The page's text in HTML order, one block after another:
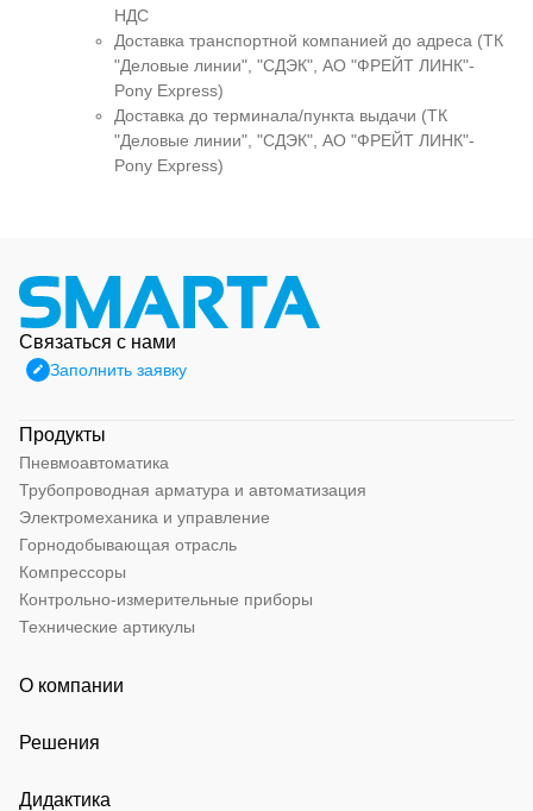
НДС
Доставка транспортной компанией до адреса (ТК
"Деловые линии", "СДЭК", АО "ФРЕЙТ ЛИНК"-
Pony Express)
Доставка до терминала/пункта выдачи (ТК
"Деловые линии", "СДЭК", АО "ФРЕЙТ ЛИНК"-
Pony Express)
Связаться с нами
Заполнить заявку
Продукты
Пневмоавтоматика
Трубопроводная арматура и автоматизация
Электромеханика и управление
Горнодобывающая отрасль
Компрессоры
Контрольно-измерительные приборы
Технические артикулы
О компании
Решения
Дидактика